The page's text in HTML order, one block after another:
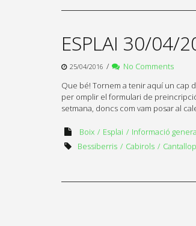
ESPLAI 30/04/
25/04/2016 /
No Comments
Que bé! Tornem a tenir aquí un cap
per omplir el formulari de preincripció
setmana, doncs com vam posar al
Boix Esplai Informació
Bessiberris
Cabirols